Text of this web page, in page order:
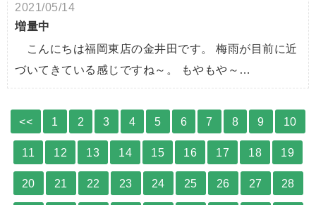
2021/05/14
増量中
こんにちは福岡東店の金井田です。 梅雨が目前に近
づいてきている感じですね～。 もやもや～…
<< 1 2 3 4 5 6 7 8 9 10
11 12 13 14 15 16 17 18 19
20 21 22 23 24 25 26 27 28